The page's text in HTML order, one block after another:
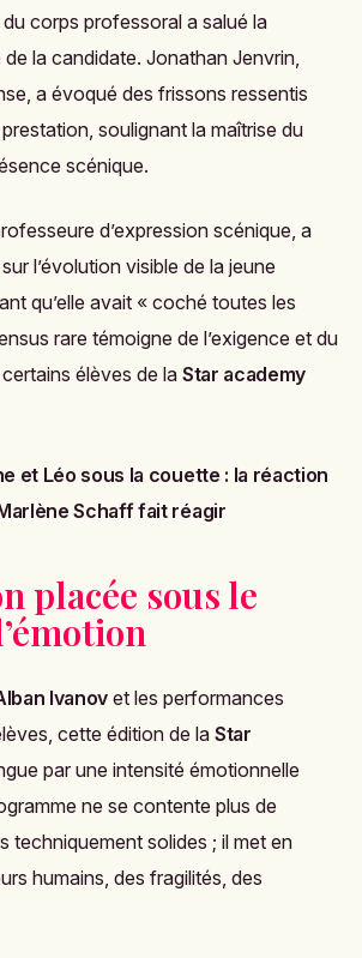
du corps professoral a salué la
la candidate. Jonathan Jenvrin,
a évoqué des frissons ressentis
soulignant la maîtrise du
scénique.
d’expression scénique, a
l’évolution visible de la jeune
qu’elle avait « coché toutes les
rare témoigne de l’exigence et du
élèves de la Star academy
et Léo sous la couette : la réaction
Schaff fait réagir
placée sous le
Ivanov et les performances
cette édition de la Star
par une intensité émotionnelle
ne se contente plus de
techniquement solides ; il met en
humains, des fragilités, des